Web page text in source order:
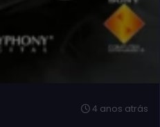
4 anos atrás